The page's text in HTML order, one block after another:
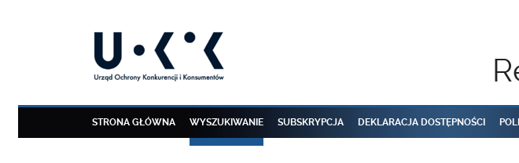
STRONA GŁÓWNA WYSZUKIWANIE SUBSKRYPCJA DEKLARACJA DOSTĘPNOŚCI